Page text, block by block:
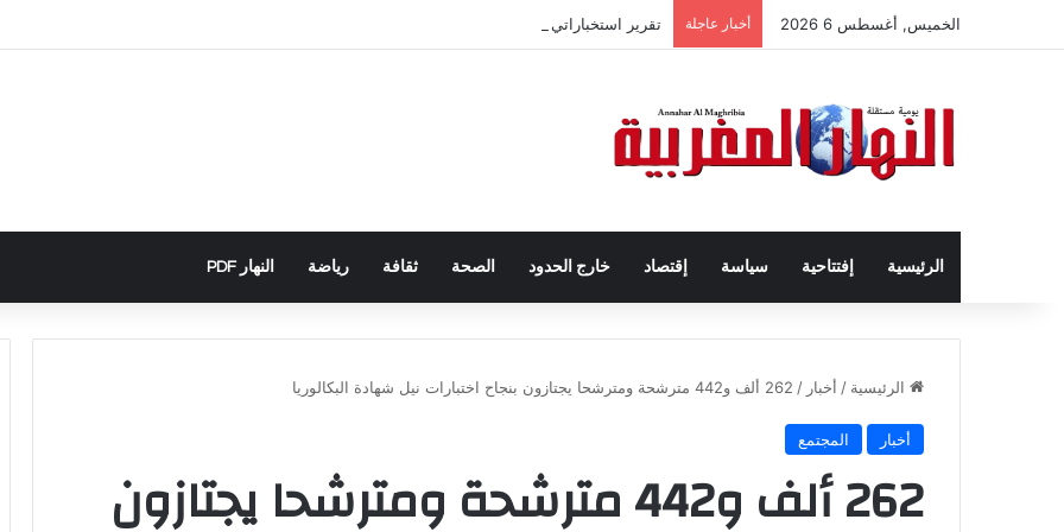
الخميس, أغسطس 6 2026 أخبار عاجلة تقرير استخباراتي إسباني يكشف تورط حملة رقمية جزائرية في أحداث سبتة
الرئيسية إفتتاحية سياسة إقتصاد خارج الحدود الصحة ثقافة رياضة النهار PDF
الرئيسية / أخبار / 262 ألف و442 مترشحة ومترشحا يجتازون بنجاح اختبارات نيل شهادة البكالوريا
أخبار المجتمع
262 ألف و442 مترشحة ومترشحا يجتازون